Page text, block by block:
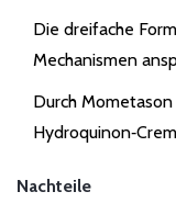
Die dreifache
Mechanismen
Durch
Nachteile